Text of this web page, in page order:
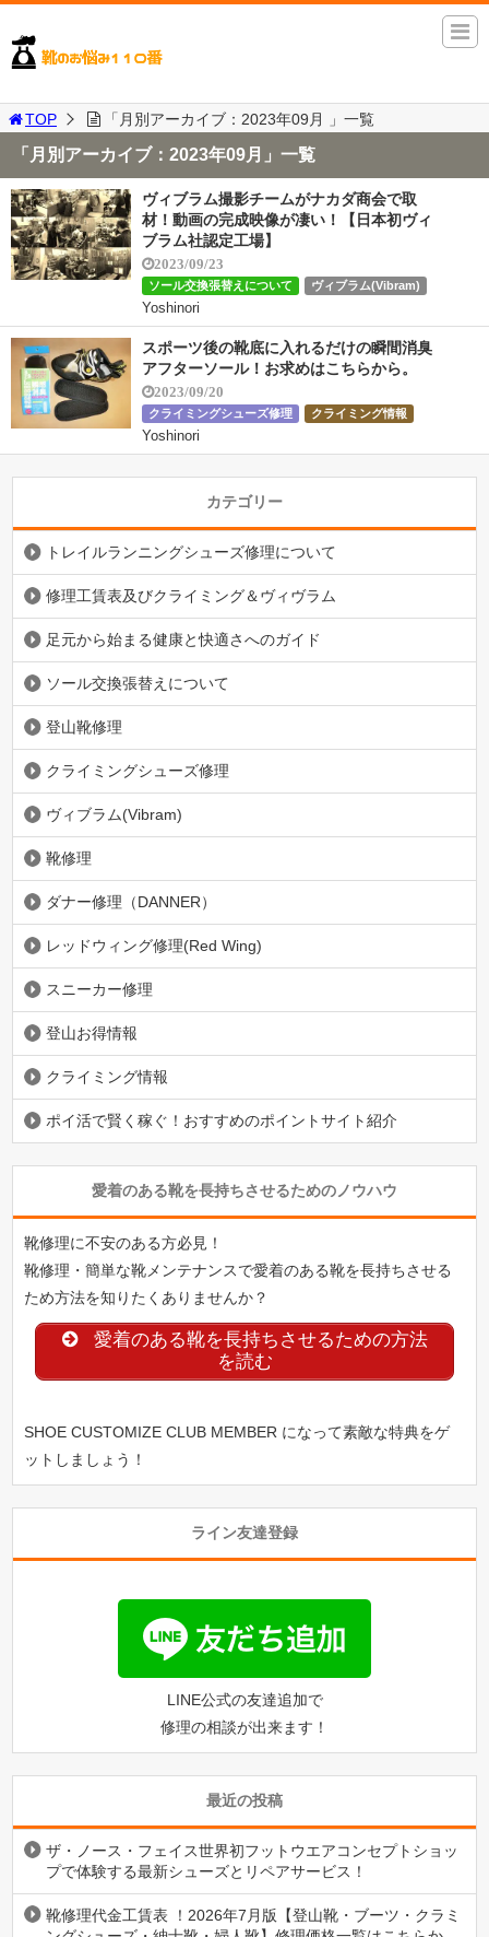
TOP 「月別アーカイブ：2023年09月 」一覧
「月別アーカイブ：2023年09月」一覧
ヴィブラム撮影チームがナカダ商会で取
材！動画の完成映像が凄い！【日本初ヴィ
ブラム社認定工場】
2023/09/23
ソール交換張替えについて ヴィブラム(Vibram)
Yoshinori
スポーツ後の靴底に入れるだけの瞬間消臭
アフターソール！お求めはこちらから。
2023/09/20
クライミングシューズ修理 クライミング情報
Yoshinori
カテゴリー
トレイルランニングシューズ修理について
修理工賃表及びクライミング＆ヴィヴラム
足元から始まる健康と快適さへのガイド
ソール交換張替えについて
登山靴修理
クライミングシューズ修理
ヴィブラム(Vibram)
靴修理
ダナー修理（DANNER）
レッドウィング修理(Red Wing)
スニーカー修理
登山お得情報
クライミング情報
ポイ活で賢く稼ぐ！おすすめのポイントサイト紹介
愛着のある靴を長持ちさせるためのノウハウ
靴修理に不安のある方必見！
靴修理・簡単な靴メンテナンスで愛着のある靴を長持ちさせる
ため方法を知りたくありませんか？
愛着のある靴を長持ちさせるための方法
を読む
SHOE CUSTOMIZE CLUB MEMBER になって素敵な特典をゲ
ットしましょう！
ライン友達登録
LINE公式の友達追加で
修理の相談が出来ます！
最近の投稿
ザ・ノース・フェイス世界初フットウエアコンセプトショッ
プで体験する最新シューズとリペアサービス！
靴修理代金工賃表 ！2026年7月版【登山靴・ブーツ・クラミ